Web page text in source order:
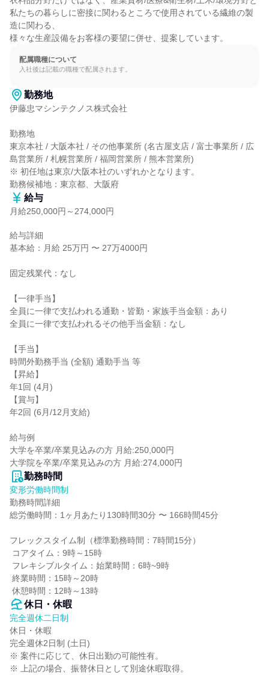
私たちの暮らしに密接に関わるところで使用されている繊維の製
造に関わる、
様々な生産設備をお客様の要望に併せ、提案しています。
配属職種について
入社後は記載の職種で配属されます。
勤務地
伊藤忠マシンテクノス株式会社
勤務地
東京本社 / 大阪本社 / その他事業所 (名古屋支店 / 富士事業所 / 広
島営業所 / 札幌営業所 / 福岡営業所 / 熊本営業所)
※ 初任地は東京/大阪本社のいずれかとなります。
勤務候補地：東京都、大阪府
給与
月給250,000円～274,000円
給与詳細
基本給：月給 25万円 〜 27万4000円
固定残業代：なし
【一律手当】
全員に一律で支払われる通勤・皆勤・家族手当金額：あり
全員に一律で支払われるその他手当金額：なし
【手当】
時間外勤務手当 (全額) 通勤手当 等
【昇給】
年1回 (4月)
【賞与】
年2回 (6月/12月支給)
給与例
大学を卒業/卒業見込みの方 月給:250,000円
大学院を卒業/卒業見込みの方 月給:274,000円
勤務時間
変形労働時間制
勤務時間詳細
総労働時間：1ヶ月あたり130時間30分 〜 166時間45分
フレックスタイム制（標準勤務時間：7時間15分）
休憩時間：12時～13時
休日・休暇
完全週休二日制
休日・休暇
完全週休2日制 (土日)
※ 案件に応じて、休日出勤の可能性有。
※ 上記の場合、振替休日として別途休暇取得。